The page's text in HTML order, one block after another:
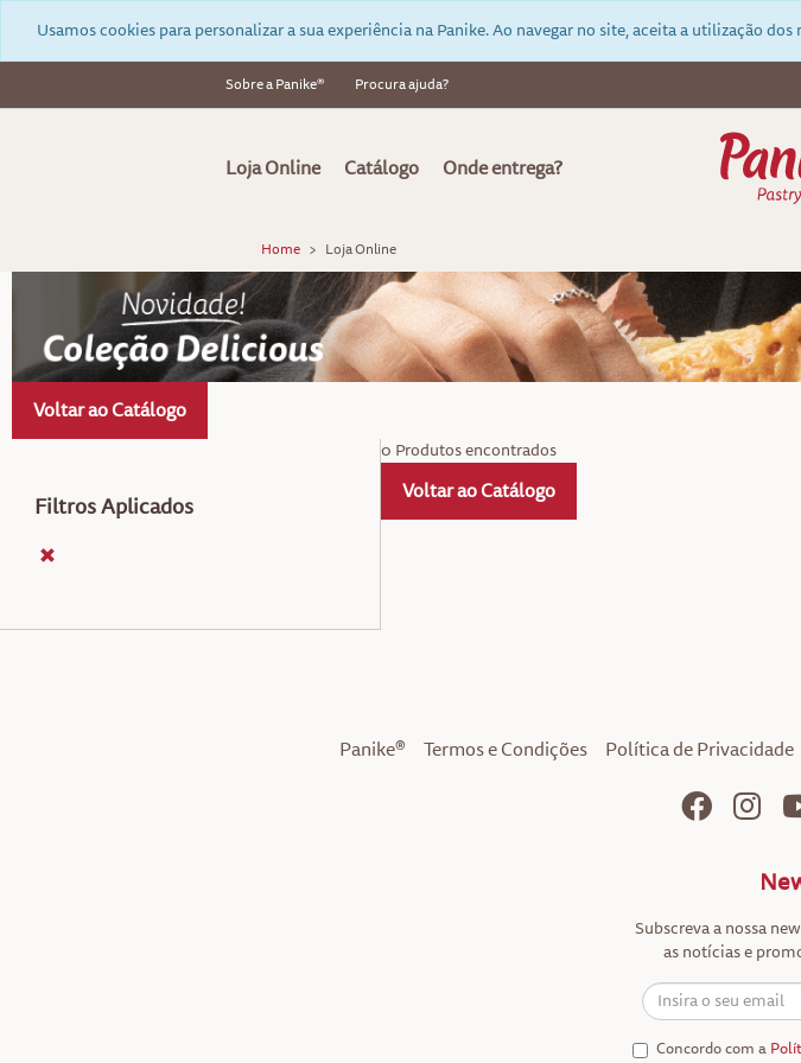
Usamos cookies para personalizar a sua experiência na Panike. Ao navegar no site, aceita a utilização dos
Sobre a Panike® Procura ajuda?
Loja Online Catálogo Onde entrega?
Home Loja Online
Voltar ao Catálogo
Filtros Aplicados
0 Produtos encontrados
Voltar ao Catálogo
Panike® Termos e Condições Política de Privacidade
Subscreva a nossa
as notícias e
Concordo com a